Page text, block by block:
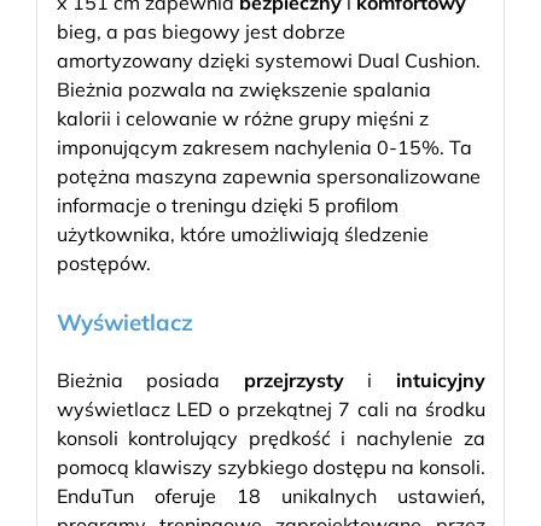
bieg, a pas biegowy jest dobrze
amortyzowany dzięki systemowi Dual Cushion.
Bieżnia pozwala na zwiększenie spalania
kalorii i celowanie w różne grupy mięśni z
imponującym zakresem nachylenia 0-15%. Ta
potężna maszyna zapewnia spersonalizowane
informacje o treningu dzięki 5 profilom
użytkownika, które umożliwiają śledzenie
postępów.
Wyświetlacz
Bieżnia posiada przejrzystyi intuicyjny
wyświetlacz LED o przekątnej 7 cali na środku
konsoli kontrolujący prędkość i nachylenie za
pomocą klawiszy szybkiego dostępu na konsoli.
EnduTun oferuje 18 unikalnych ustawień,